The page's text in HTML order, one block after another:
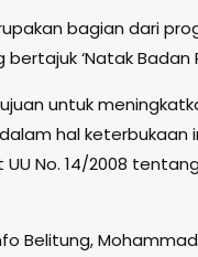
bagian dari
‘Natak Badan
untuk
hal keterbukaan
No. 14/2008
Belitung,